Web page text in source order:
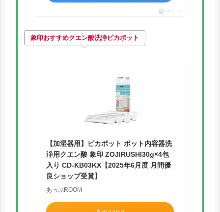
ポチップ
象印おすすめクエン酸洗浄ピカポット
【加湿器用】ピカポット ポット内容器洗
浄用クエン酸 象印 ZOJIRUSHI30g×4包
入り CD-KB03KX【2025年6月度 月間優
良ショップ受賞】
あっぷROOM